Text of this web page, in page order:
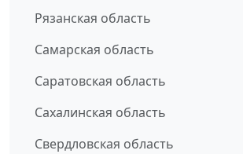
Рязанская область
Самарская область
Саратовская область
Сахалинская область
Свердловская область